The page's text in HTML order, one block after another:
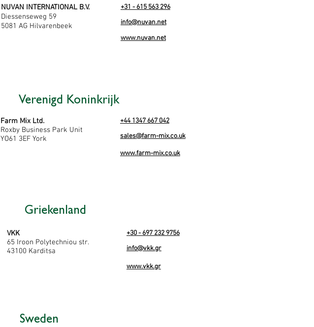
NUVAN INTERNATIONAL B.V.
Diessenseweg 59
5081 AG Hilvarenbeek
+31 - 615 563 296
info@nuvan.net
www.nuvan.net
Verenigd Koninkrijk
Farm Mix Ltd.
Roxby Business Park Unit
YO61 3EF York
+44 1347 667 042
sales@farm-mix.co.uk
www.farm-mix.co.uk
Griekenland
VKK
65 Iroon Polytechniou str.
43100 Karditsa
+30 - 697 232 9756
info@vkk.gr
www.vkk.gr
Sweden